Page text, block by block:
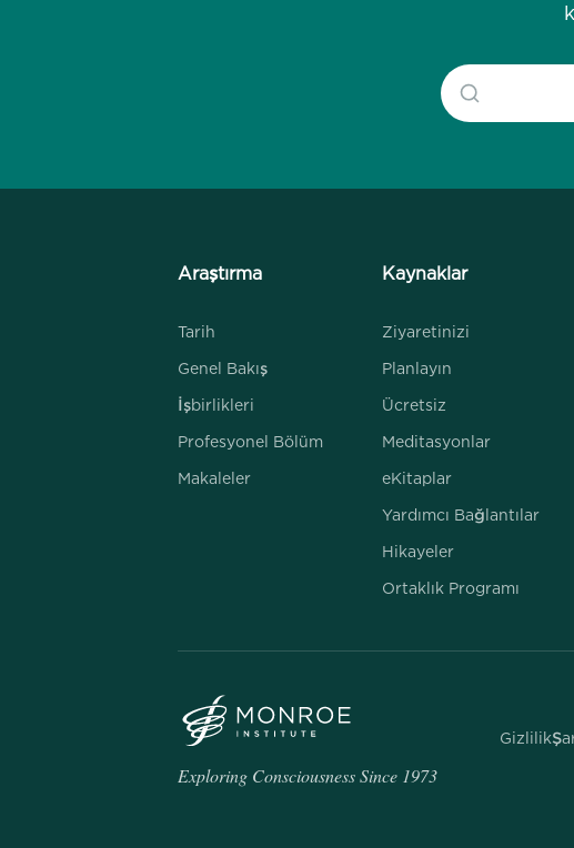
Araştırma
Tarih
Genel Bakış
İşbirlikleri
Profesyonel Bölüm
Makaleler
Kaynaklar
Ziyaretinizi
Planlayın
Ücretsiz
Meditasyonlar
eKitaplar
Yardımcı Bağlantılar
Hikayeler
Ortaklık Programı
Exploring Consciousness Since 1973
Gizlilik